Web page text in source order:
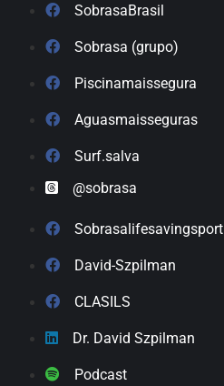
SobrasaBrasil
Sobrasa (grupo)
Piscinamaissegura
Aguasmaisseguras
Surf.salva
@sobrasa
Sobrasalifesavingsport
David-Szpilman
CLASILS
Dr. David Szpilman
Podcast